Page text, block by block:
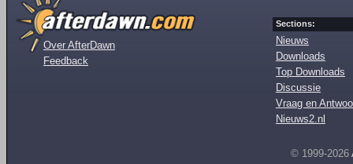
Over AfterDawn
Feedback
Sections:
Nieuws
Downloads
Top Downloads
Discussie
Vraag en
Nieuws2.nl
© 1999-2026